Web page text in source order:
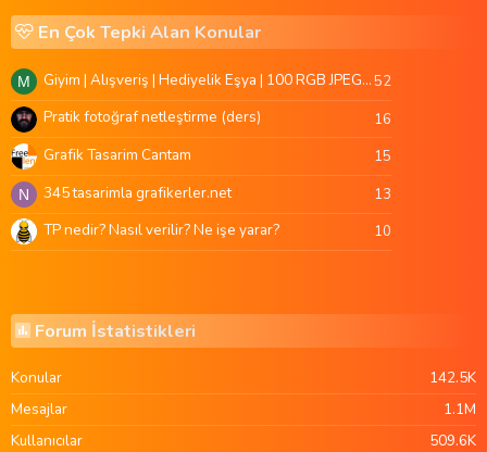
En Çok Tepki Alan Konular
M Giyim | Alışveriş | Hediyelik Eşya | 100 RGB JPEG Images | 5920x4420 Pixels | 501 MB52
Pratik fotoğraf netleştirme (ders) 16
Grafik Tasarim Cantam 15
N 345 tasarimla grafikerler.net 13
TP nedir? Nasıl verilir? Ne işe yarar? 10
Forum İstatistikleri
Konular
142.5K
Mesajlar
1.1M
Kullanıcılar
509.6K